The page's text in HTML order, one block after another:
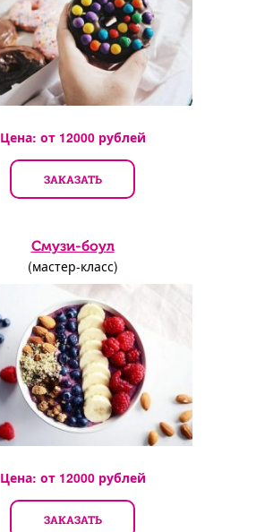
Цена: от 12000рублей
ЗАКАЗАТЬ
Смузи-боул
(мастер-класс)
Цена: от 12000рублей
ЗАКАЗАТЬ